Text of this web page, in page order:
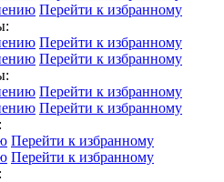
Перейти к избранному
Перейти к избранному
Перейти к избранному
Перейти к избранному
Перейти к избранному
Перейти к избранному
Перейти к избранному